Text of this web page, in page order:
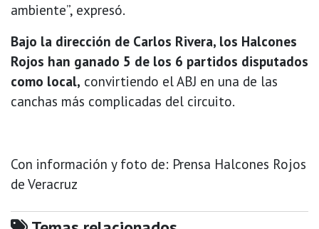
ambiente”, expresó.
Bajo la dirección de Carlos Rivera, los Halcones
Rojos han ganado 5 de los 6 partidos disputados
como local, convirtiendo el ABJ en una de las
canchas más complicadas del circuito.
Con información y foto de: Prensa Halcones Rojos
de Veracruz